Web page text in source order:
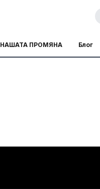
НАШАТА ПРОМЯНА Блог